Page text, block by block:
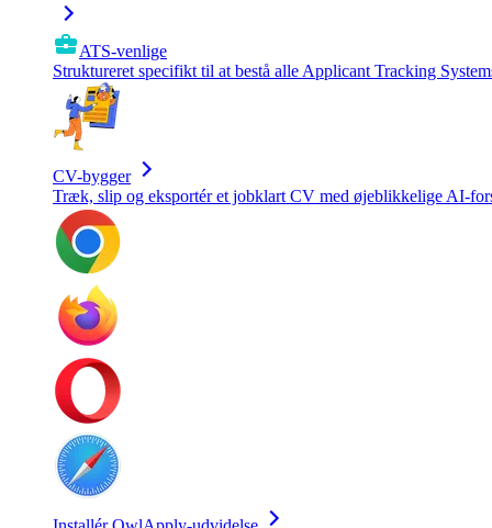
ATS-venlige
Struktureret specifikt til at bestå alle Applicant Tracking
CV-bygger
Træk, slip og eksportér et jobklart CV med øjeblikkelige AI-